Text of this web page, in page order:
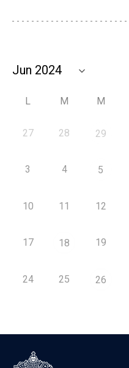
L M M
27 28 29
3 4 5
10 11 12
17 18 19
24 25 26